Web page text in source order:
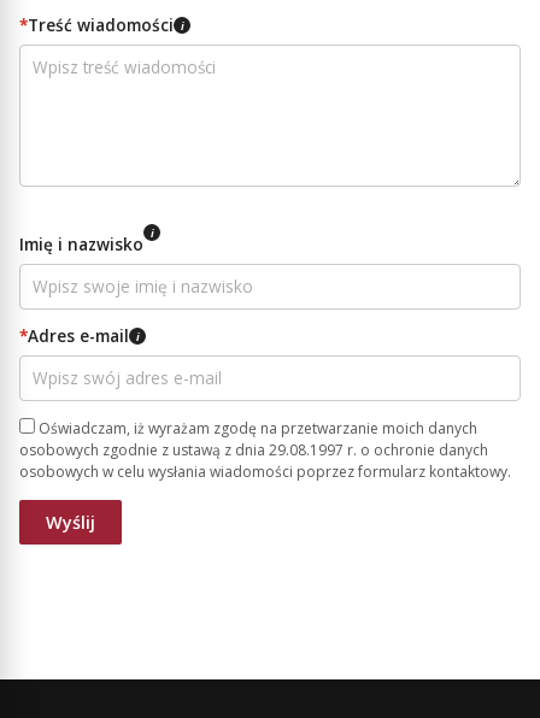
*Treść wiadomości i
Imię i nazwisko i
*Adres e-mail i
Oświadczam, iż wyrażam zgodę na przetwarzanie moich danych
osobowych zgodnie z ustawą z dnia 29.08.1997 r. o ochronie danych
osobowych w celu wysłania wiadomości poprzez formularz kontaktowy.